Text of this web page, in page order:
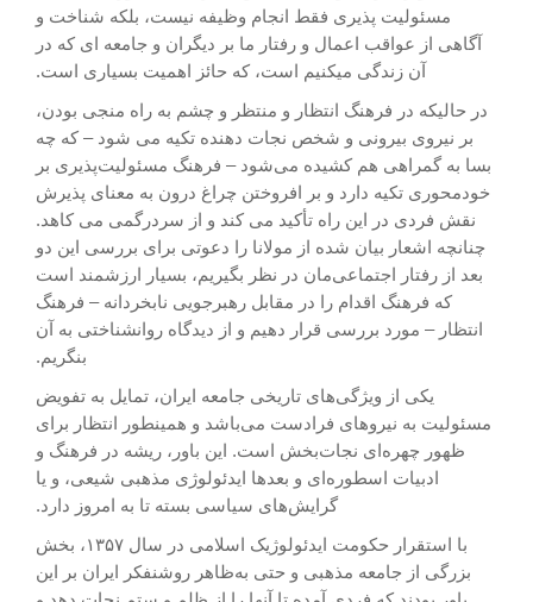
مسئولیت پذیری فقط انجام وظیفه نیست، بلکه شناخت و
آگاهی از عواقب اعمال و رفتار ما بر دیگران و جامعه ای که در
آن زندگی میکنیم است، که حائز اهمیت بسیاری است.
در حالیکه در فرهنگ انتظار و منتظر و چشم به راه منجی بودن،
بر نیروی بیرونی و شخص نجات دهنده تکیه می شود – که چه
بسا به گمراهی هم کشیده می‌شود – فرهنگ مسئولیت‌پذیری بر
خودمحوری تکیه دارد و بر افروختن چراغ درون به معنای پذیرش
نقش فردی در این راه تأکید می کند و از سردرگمی می کاهد.
چنانچه اشعار بیان شده از مولانا را دعوتی برای بررسی این دو
بعد از رفتار اجتماعی‌مان در نظر بگیریم، بسیار ارزشمند است
که فرهنگ اقدام را در مقابل رهبرجویی نابخردانه – فرهنگ
انتظار – مورد بررسی قرار دهیم و از دیدگاه روانشناختی به آن
بنگریم.
یکی از ویژگی‌های تاریخی جامعه ایران، تمایل به تفویض
مسئولیت به نیروهای فرادست می‌باشد و همینطور انتظار برای
ظهور چهره‌ای نجات‌بخش است. این باور، ریشه در فرهنگ و
ادبیات اسطوره‌ای و بعدها ایدئولوژی مذهبی شیعی، و یا
گرایش‌های سیاسی بسته تا به امروز دارد.
با استقرار حکومت ایدئولوژیک اسلامی در سال ۱۳۵۷، بخش
بزرگی از جامعه مذهبی و حتی به‌ظاهر روشنفکر ایران بر این